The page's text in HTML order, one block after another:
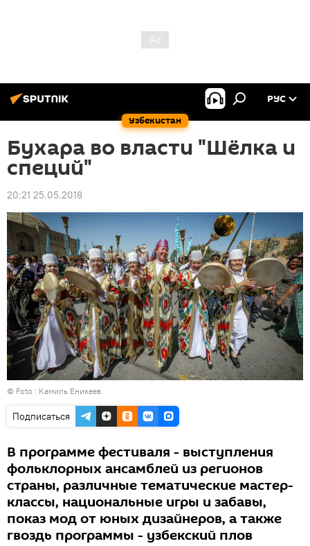
Узбекистан
РУС
Бухара во власти "Шёлка и
специй"
20:21 25.05.2018
© Foto : Камиль Еникеев
Подписаться
В программе фестиваля - выступления
фольклорных ансамблей из регионов
страны, различные тематические мастер-
классы, национальные игры и забавы,
показ мод от юных дизайнеров, а также
гвоздь программы - узбекский плов